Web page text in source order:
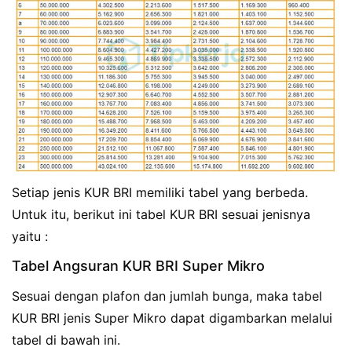
Setiap jenis KUR BRI memiliki tabel yang berbeda.
Untuk itu, berikut ini tabel KUR BRI sesuai jenisnya
yaitu :
Tabel Angsuran KUR BRI Super Mikro
Sesuai dengan plafon dan jumlah bunga, maka tabel
KUR BRI jenis Super Mikro dapat digambarkan melalui
tabel di bawah ini.